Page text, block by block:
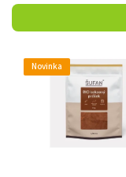
Nejprodávanější
Nejlevnější
Nejdražší
Abecedně
Novinka